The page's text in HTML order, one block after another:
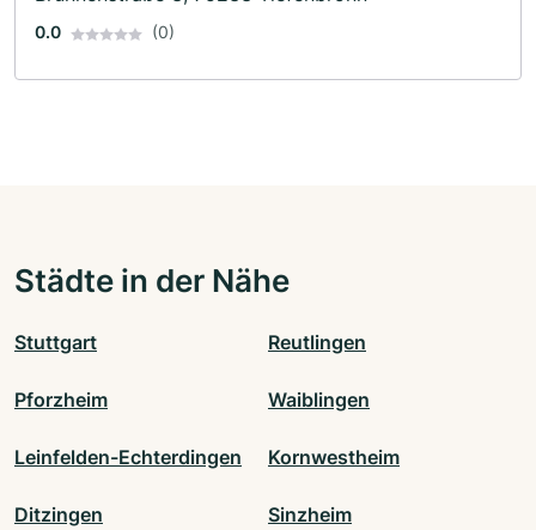
0.0 (0)
Städte in der Nähe
Stuttgart Reutlingen
Pforzheim Waiblingen
Leinfelden-Echterdingen Kornwestheim
Ditzingen Sinzheim